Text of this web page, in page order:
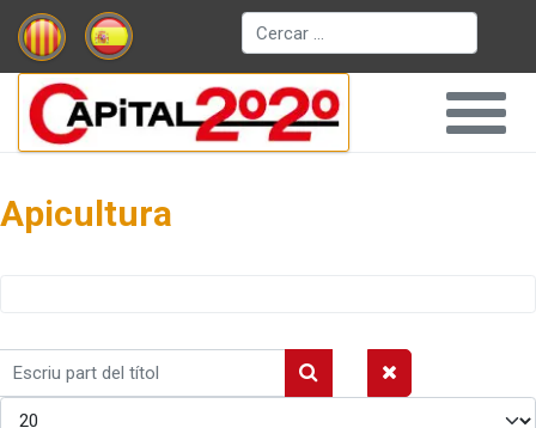
Cerca
Apicultura
Escriu
del
Mostrar #